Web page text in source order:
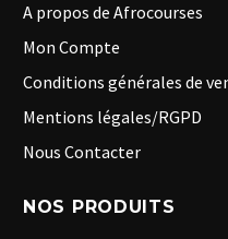
A propos de Afrocourses
Mon Compte
Conditions générales de
Mentions légales/RGPD
Nous Contacter
NOS PRODUITS